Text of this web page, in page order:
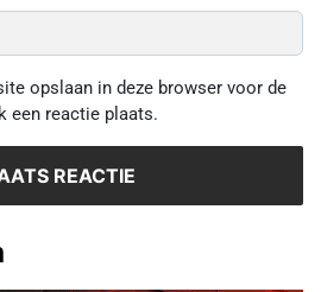
opslaan in deze browser voor de
een reactie plaats.